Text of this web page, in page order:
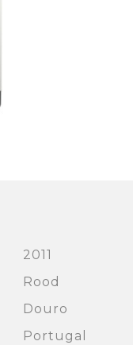
2011
Rood
Douro
Portugal